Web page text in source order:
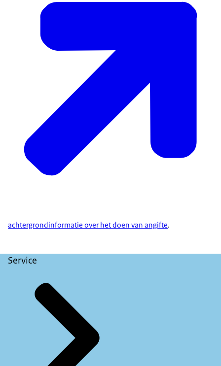
achtergrondinformatie over het doen van angifte.
Service